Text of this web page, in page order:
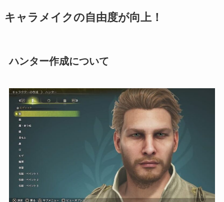
キャラメイクの自由度が向上！
ハンター作成について